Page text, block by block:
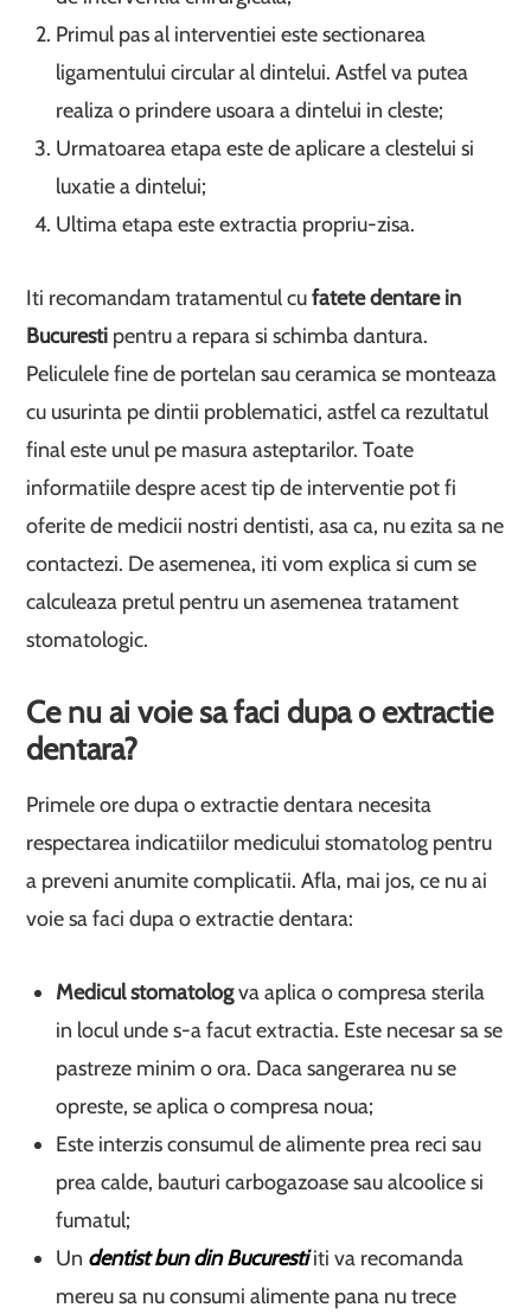
Primul pas al interventiei este sectionarea
ligamentului circular al dintelui. Astfel va putea
realiza o prindere usoara a dintelui in cleste;
Urmatoarea etapa este de aplicare a clestelui si
luxatie a dintelui;
Ultima etapa este extractia propriu-zisa.
Iti recomandam tratamentul cufatete dentare in
Bucuresti pentru a repara si schimba dantura.
Peliculele fine de portelan sau ceramica se monteaza
cu usurinta pe dintii problematici, astfel ca rezultatul
final este unul pe masura asteptarilor. Toate
informatiile despre acest tip de interventie pot fi
oferite de medicii nostri dentisti, asa ca, nu ezita sa ne
contactezi. De asemenea, iti vom explica si cum se
calculeaza pretul pentru un asemenea tratament
stomatologic.
Ce nu ai voie sa faci dupa o extractie
dentara?
Primele ore dupa o extractie dentara necesita
respectarea indicatiilor medicului stomatolog pentru
a preveni anumite complicatii. Afla, mai jos, ce nu ai
voie sa faci dupa o extractie dentara:
Medicul stomatologva aplica o compresa sterila
in locul unde s-a facut extractia. Este necesar sa se
pastreze minim o ora. Daca sangerarea nu se
opreste, se aplica o compresa noua;
Este interzis consumul de alimente prea reci sau
prea calde, bauturi carbogazoase sau alcoolice si
fumatul;
Un dentist bun din Bucurestiiti va recomanda
mereu sa nu consumi alimente pana nu trece